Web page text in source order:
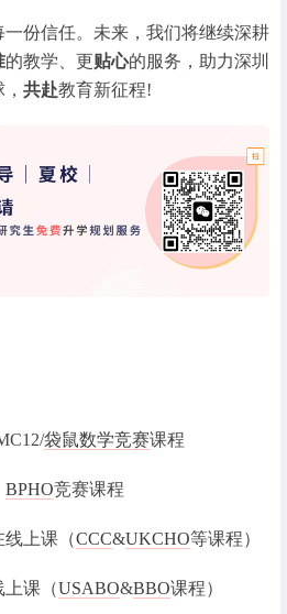
份信任。未来，我们将继续深耕
的教学、更贴心的服务，助力深圳
共赴教育新征程!
袋鼠数学竞赛课程
BPHO竞赛课程
上课（CCC&UKCHO等课程）
课（USABO&BBO课程）